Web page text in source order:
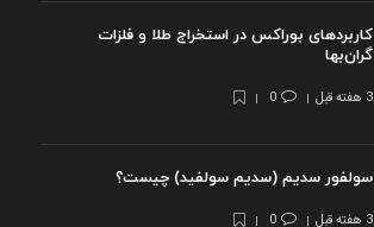
کاربردهای بوراکس در استخراج طلا و فلزات
گران‌بها
3 هفته قبل 0
سولفور سدیم (سدیم سولفید) چیست؟
3 هفته قبل 0